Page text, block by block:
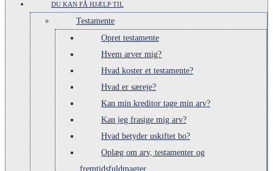
DU KAN FÅ HJÆLP TIL
Testamente
Opret testamente
Hvem arver mig?
Hvad koster et testamente?
Hvad er særeje?
Kan min kreditor tage min arv?
Kan jeg frasige mig arv?
Hvad betyder uskiftet bo?
Oplæg om arv, testamenter og
fremtidsfuldmagter